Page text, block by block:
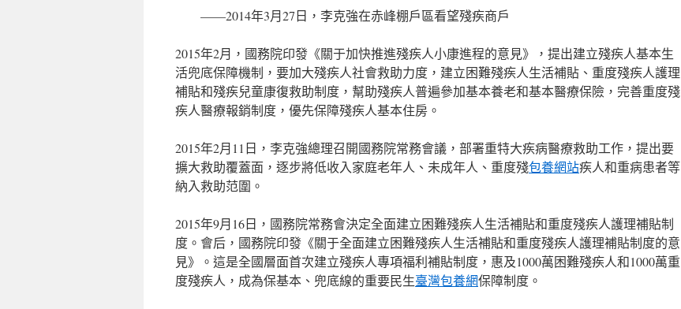
——2014年3月27日，李克強在赤峰棚戶區看望殘疾商戶
2015年2月，國務院印發《關于加快推進殘疾人小康進程的意見》，提出建立殘疾人基本生
活兜底保障機制，要加大殘疾人社會救助力度，建立困難殘疾人生活補貼、重度殘疾人護理
補貼和殘疾兒童康復救助制度，幫助殘疾人普遍參加基本養老和基本醫療保險，完善重度殘
疾人醫療報銷制度，優先保障殘疾人基本住房。
2015年2月11日，李克強總理召開國務院常務會議，部署重特大疾病醫療救助工作，提出要
擴大救助覆蓋面，逐步將低收入家庭老年人、未成年人、重度殘包養網站疾人和重病患者等
納入救助范圍。
2015年9月16日，國務院常務會決定全面建立困難殘疾人生活補貼和重度殘疾人護理補貼制
度。會后，國務院印發《關于全面建立困難殘疾人生活補貼和重度殘疾人護理補貼制度的意
見》。這是全國層面首次建立殘疾人專項福利補貼制度，惠及1000萬困難殘疾人和1000萬重
度殘疾人，成為保基本、兜底線的重要民生臺灣包養網保障制度。